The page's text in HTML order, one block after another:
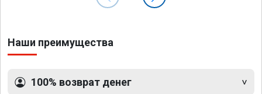
Наши преимущества
100% возврат денег